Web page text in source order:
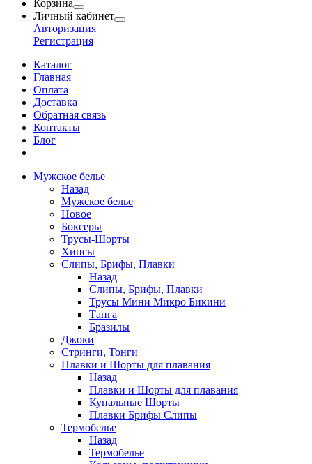
Корзина
Личный кабинет
Авторизация
Регистрация
Каталог
Главная
Оплата
Доставка
Обратная связь
Контакты
Блог
Мужское белье
Назад
Мужское белье
Новое
Боксеры
Трусы-Шорты
Хипсы
Слипы, Брифы, Плавки
Назад
Слипы, Брифы, Плавки
Трусы Мини Микро Бикини
Танга
Бразилы
Джоки
Стринги, Тонги
Плавки и Шорты для плавания
Назад
Плавки и Шорты для плавания
Купальные Шорты
Плавки Брифы Слипы
Термобелье
Назад
Термобелье